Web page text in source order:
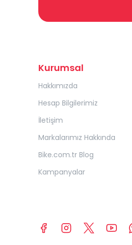
Kurumsal
Hakkımızda
Hesap Bilgilerimiz
İletişim
Markalarımız Hakkında
Bike.com.tr Blog
Kampanyalar